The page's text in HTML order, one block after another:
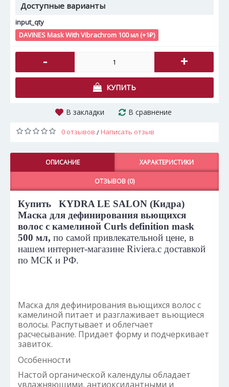
Доступные варианты
input_qty
DAVINES Mask With Vibrachrom 100 мл (+1₽)
- +
КУПИТЬ
В закладки В сравнение
0 отзывов / Написать отзыв
ОПИСАНИЕ ХАРАКТЕРИСТИКИ
ОТЗЫВОВ (0)
Купить
KYDRA LE SALON (Кидра)
Маска для дефинирования вьющихся
волос с камелиной Curls definition mask
500 мл, по самой привлекательной цене, в
нашем интернет-магазине Riviera.с доставкой
по МСК и РФ.
Маска для дефинирования вьющихся волос с
камелиной питает и разглаживает вьющиеся
волосы. Распутывает и облегчает
расчесывание. Придает форму и подчеркивает
завиток.
Особенности
Настой органической календулы обладает
увлажняющими, антиоксидантными и